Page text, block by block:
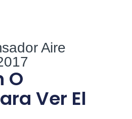
Aire
O
Ver El